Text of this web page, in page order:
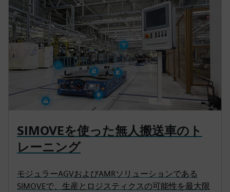
SIMOVEを使った無人搬送車のト
レーニング
モジュラーAGVおよびAMRソリューションである
SIMOVEで、生産とロジスティクスの可能性を最大限